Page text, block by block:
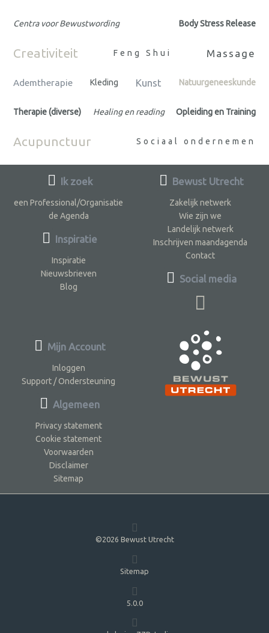
Centra voor Bewustwording Body Stress Release
Creativiteit Feng Shui Massage
Ademtherapie Kleding Kunst Natuurgeneeskunde
Therapie (diverse) Healing en reading Opleiding en Training
Acupunctuur Sociaal ondernemen
Ik zoek
een Professional/Organisatie
de Agenda
Inspiratie
Inspiratie
Nieuwsbrieven
Blog
Bewust Utrecht
Zakelijk netwerk
Wie zijn we
Landelijk netwerk
Inschrijven maandagenda
Contact
Social media
Mijn Account
Inloggen
Support / Ondersteuning
Algemeen
Privacy statement
Cookie statement
Voorwaarden
Disclaimer
Sitemap
©2026 Bewust Utrecht
Sitemap
5.0.0